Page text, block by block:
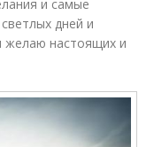
и самые
дней и
желаю настоящих и